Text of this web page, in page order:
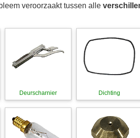
veroorzaakt tussen alle
Deurscharnier Dichting